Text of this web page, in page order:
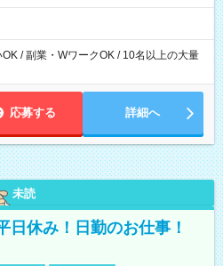
・木・土・日 好きな時にお仕事
/ 副業・WワークOK / 10名以上の大量
応募する 詳細へ
未読
日休み！日勤のお仕事！